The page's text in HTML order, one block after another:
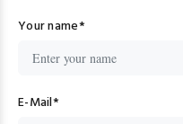
Your name*
E-Mail*